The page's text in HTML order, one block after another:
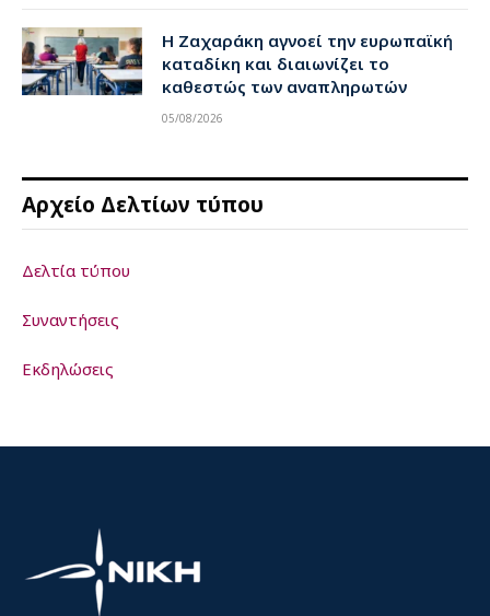
Η Ζαχαράκη αγνοεί την ευρωπαϊκή
καταδίκη και διαιωνίζει το
καθεστώς των αναπληρωτών
05/08/2026
Αρχείο Δελτίων τύπου
Δελτία τύπου
Συναντήσεις
Εκδηλώσεις